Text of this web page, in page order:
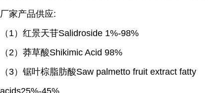
厂家产品供应:
（ 1）红景天苷Salidroside 1%-98%
（2）莽草酸Shikimic Acid 98%
（3）锯叶棕脂肪酸Saw palmetto fruit extract fatty
acids25%-45%